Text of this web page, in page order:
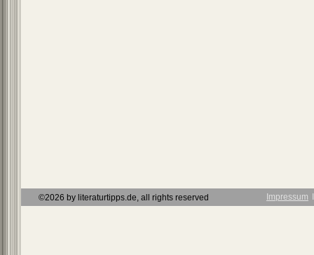
©2026 by literaturtipps.de, all rights reserved Impressum